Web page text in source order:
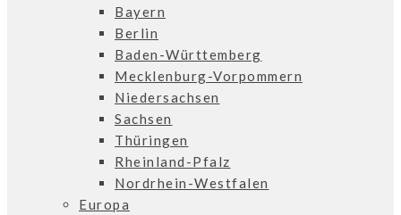
Bayern
Berlin
Baden-Württemberg
Mecklenburg-Vorpommern
Niedersachsen
Sachsen
Thüringen
Rheinland-Pfalz
Nordrhein-Westfalen
Europa